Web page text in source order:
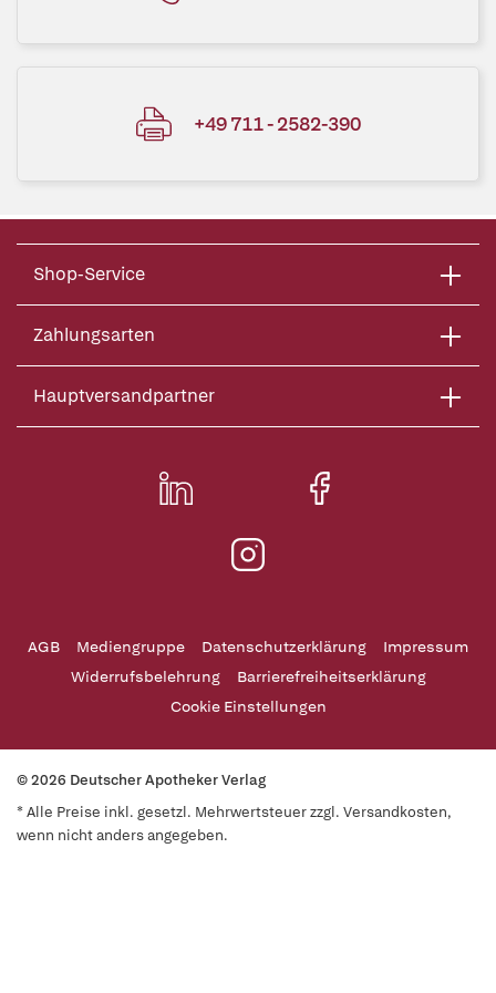
+49 711 - 2582-390
Shop-Service
Zahlungsarten
Hauptversandpartner
AGB Mediengruppe Datenschutzerklärung
Impressum
Widerrufsbelehrung
Barrierefreiheitserklärung
Cookie Einstellungen
© 2026 Deutscher Apotheker Verlag
* Alle Preise inkl. gesetzl. Mehrwertsteuer zzgl. Versandkosten,
wenn nicht anders angegeben.